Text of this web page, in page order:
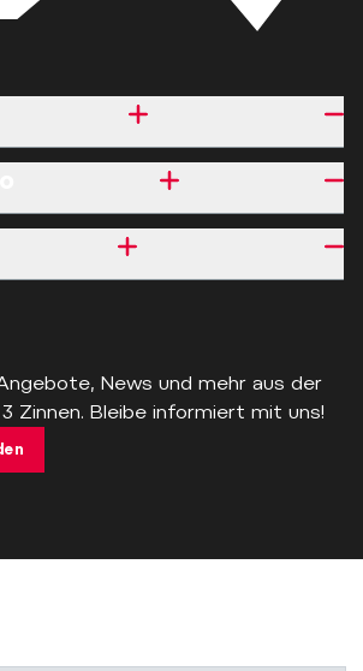
News und mehr aus der
Zinnen. Bleibe informiert mit uns!